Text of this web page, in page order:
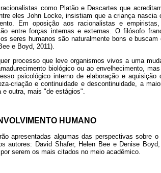
como Platão e Descartes que
eles John Locke, insistiam que a criança nascia
Em oposição aos racionalistas e
entre forças internas e externas. O filósofo
seres humanos são naturalmente bons e buscam
e Boyd, 2011).
processo que leve organismos vivos a uma
biológico ou ao envelhecimento,
psicológico interno de elaboração e aquisição
criação e continuidade e descontinuidade, a
outra, mais "de estágios".
HUMANO
apresentadas algumas das perspectivas sobre o
autores: David Shafer, Helen Bee e Denise
serem os mais citados no meio acadêmico.